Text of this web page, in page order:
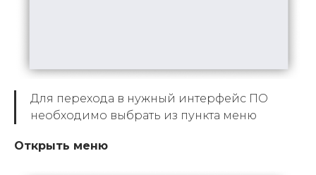
Для перехода в нужный интерфейс ПО
необходимо выбрать из пункта меню
Открыть меню